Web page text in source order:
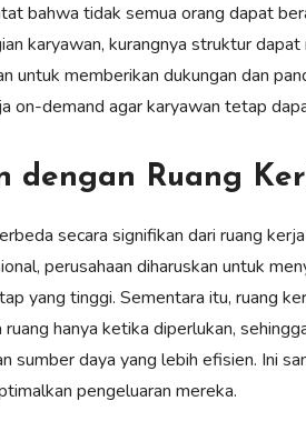
bahwa tidak semua orang dapat
karyawan, kurangnya struktur
untuk memberikan dukungan dan
on-demand agar karyawan tetap
dengan Ruang
secara signifikan dari ruang
perusahaan diharuskan untuk
yang tinggi. Sementara itu, ruang
hanya ketika diperlukan,
sumber daya yang lebih efisien. Ini
pengeluaran mereka.